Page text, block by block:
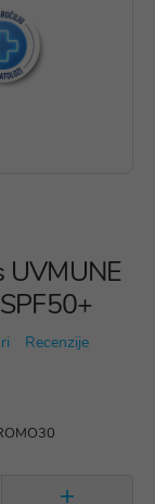
UVMUNE
Recenzije